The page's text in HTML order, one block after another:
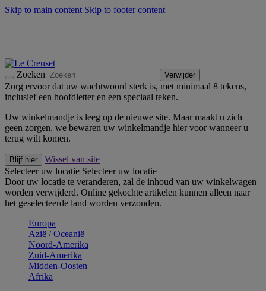
Skip to main content Skip to footer content
Zoeken Verwijder
Zorg ervoor dat uw wachtwoord sterk is, met minimaal 8 tekens,
inclusief een hoofdletter en een speciaal teken.
Uw winkelmandje is leeg op de nieuwe site. Maar maakt u zich
geen zorgen, we bewaren uw winkelmandje hier voor wanneer u
terug wilt komen.
Blijf hier
Wissel van site
Selecteer uw locatie Selecteer uw locatie
Door uw locatie te veranderen, zal de inhoud van uw winkelwagen
worden verwijderd. Online gekochte artikelen kunnen alleen naar
het geselecteerde land worden verzonden.
Europa
Aziё / Oceaniё
Noord-Amerika
Zuid-Amerika
Midden-Oosten
Afrika